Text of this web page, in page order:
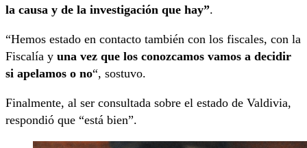
la causa y de la investigación que hay”.
“Hemos estado en contacto también con los fiscales, con la
Fiscalía y una vez que los conozcamos vamos a decidir
si apelamos o no“, sostuvo.
Finalmente, al ser consultada sobre el estado de Valdivia,
respondió que “está bien”.